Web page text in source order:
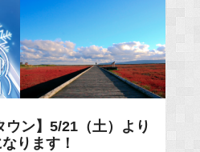
ウン】5/21（土）より
ります！